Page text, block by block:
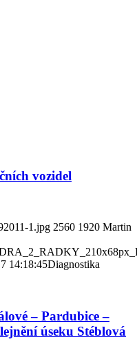
vozidel
1.jpg 2560 1920 Martin
14:18:45Diagnostika
– Pardubice –
úseku Stéblová